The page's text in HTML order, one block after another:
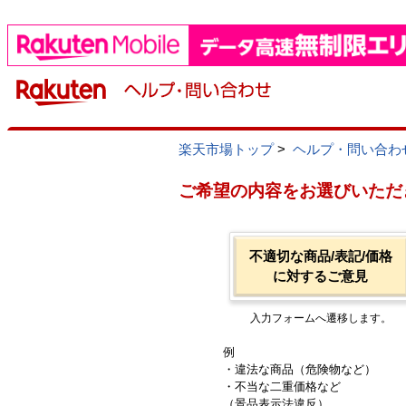
楽天市場トップ> ヘルプ・問い合わ
ご希望の内容をお選びいた
不適切な商品/表記/価格
に対するご意見
入力フォームへ遷移します。
例
・違法な商品（危険物など）
・不当な二重価格など